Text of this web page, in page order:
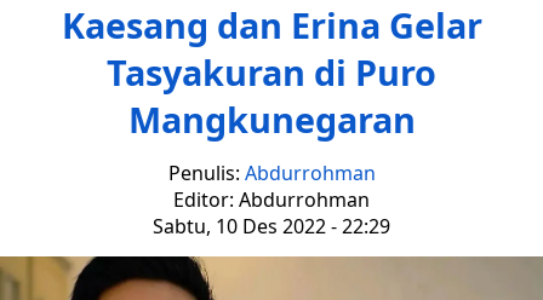
Kaesang dan Erina Gelar
Tasyakuran di Puro
Mangkunegaran
Penulis: Abdurrohman
Editor: Abdurrohman
Sabtu, 10 Des 2022 - 22:29